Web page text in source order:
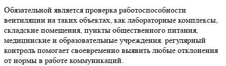
Обязательной является проверка работоспособности
вентиляции на таких объектах, как лабораторные комплексы,
складские помещения, пункты общественного питания,
медицинские и образовательные учреждения. регулярный
контроль помогает своевременно выявить любые отклонения
от нормы в работе коммуникаций.